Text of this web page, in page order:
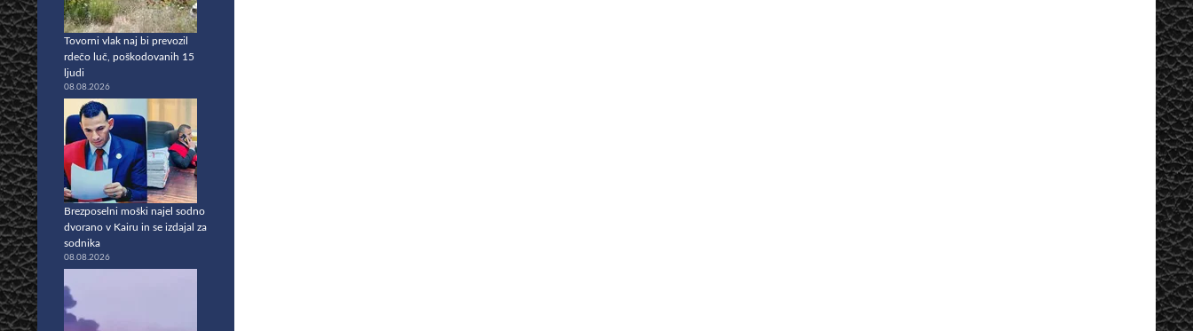
Tovorni vlak naj bi prevozil
rdečo luč, poškodovanih 15
ljudi
08.08.2026
Brezposelni moški najel sodno
dvorano v Kairu in se izdajal za
sodnika
08.08.2026